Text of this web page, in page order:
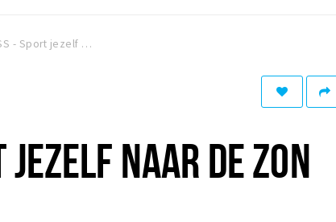
BRESS - Sport jezelf naar de Zon
JEZELF NAAR DE ZON